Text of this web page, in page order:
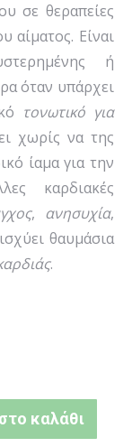
σε θεραπείες
αίματος. Είναι
ή
όταν υπάρχει
τονωτικό για
χωρίς να της
ίαμα για την
καρδιακές
, ανησυχία,
θαυμάσια
.
καλάθι